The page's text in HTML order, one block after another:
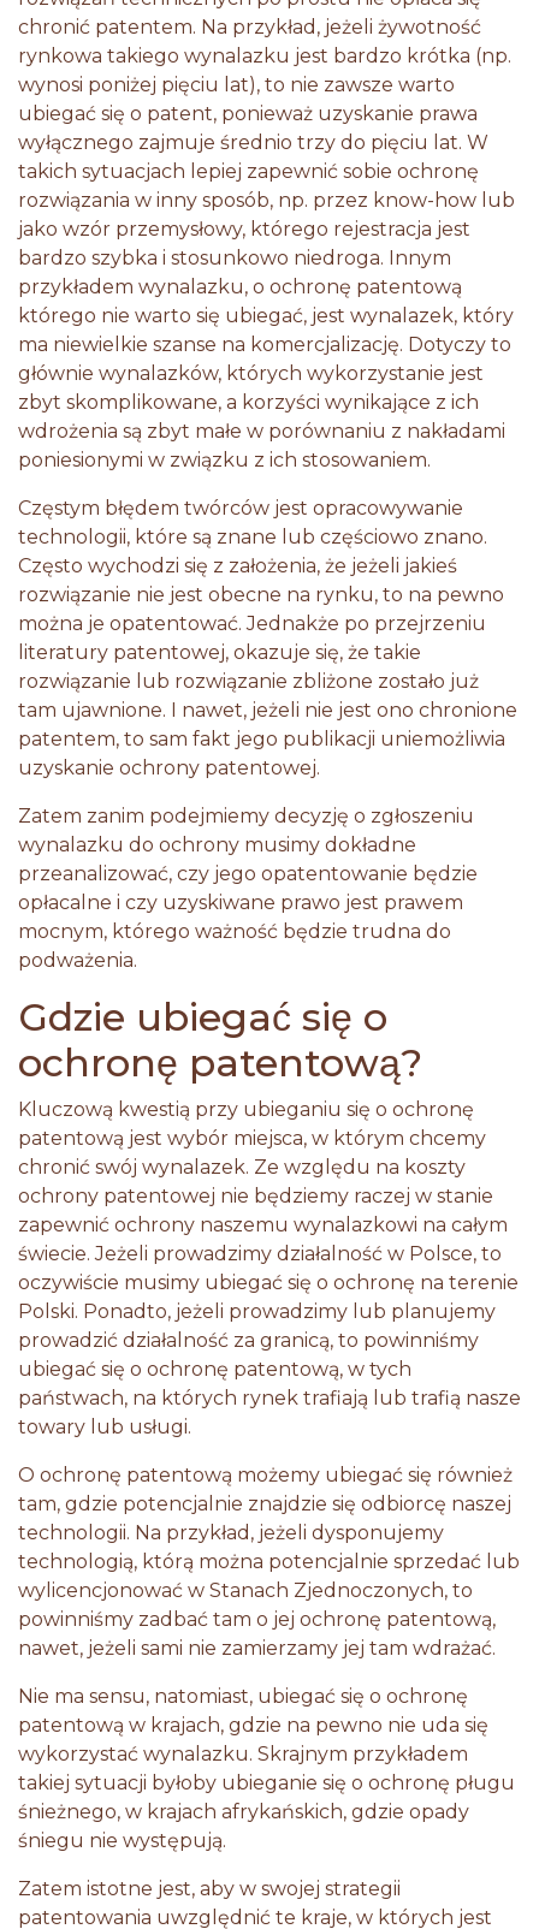
chronić patentem. Na przykład, jeżeli żywotność
rynkowa takiego wynalazku jest bardzo krótka (np.
wynosi poniżej pięciu lat), to nie zawsze warto
ubiegać się o patent, ponieważ uzyskanie prawa
wyłącznego zajmuje średnio trzy do pięciu lat. W
takich sytuacjach lepiej zapewnić sobie ochronę
rozwiązania w inny sposób, np. przez know-how lub
jako wzór przemysłowy, którego rejestracja jest
bardzo szybka i stosunkowo niedroga. Innym
przykładem wynalazku, o ochronę patentową
którego nie warto się ubiegać, jest wynalazek, który
ma niewielkie szanse na komercjalizację. Dotyczy to
głównie wynalazków, których wykorzystanie jest
zbyt skomplikowane, a korzyści wynikające z ich
wdrożenia są zbyt małe w porównaniu z nakładami
poniesionymi w związku z ich stosowaniem.
Częstym błędem twórców jest opracowywanie
technologii, które są znane lub częściowo znano.
Często wychodzi się z założenia, że jeżeli jakieś
rozwiązanie nie jest obecne na rynku, to na pewno
można je opatentować. Jednakże po przejrzeniu
literatury patentowej, okazuje się, że takie
rozwiązanie lub rozwiązanie zbliżone zostało już
tam ujawnione. I nawet, jeżeli nie jest ono chronione
patentem, to sam fakt jego publikacji uniemożliwia
uzyskanie ochrony patentowej.
Zatem zanim podejmiemy decyzję o zgłoszeniu
wynalazku do ochrony musimy dokładne
przeanalizować, czy jego opatentowanie będzie
opłacalne i czy uzyskiwane prawo jest prawem
mocnym, którego ważność będzie trudna do
podważenia.
Gdzie ubiegać się o
ochronę patentową?
Kluczową kwestią przy ubieganiu się o ochronę
patentową jest wybór miejsca, w którym chcemy
chronić swój wynalazek. Ze względu na koszty
ochrony patentowej nie będziemy raczej w stanie
zapewnić ochrony naszemu wynalazkowi na całym
świecie. Jeżeli prowadzimy działalność w Polsce, to
oczywiście musimy ubiegać się o ochronę na terenie
Polski. Ponadto, jeżeli prowadzimy lub planujemy
prowadzić działalność za granicą, to powinniśmy
ubiegać się o ochronę patentową, w tych
państwach, na których rynek trafiają lub trafią nasze
towary lub usługi.
O ochronę patentową możemy ubiegać się również
tam, gdzie potencjalnie znajdzie się odbiorcę naszej
technologii. Na przykład, jeżeli dysponujemy
technologią, którą można potencjalnie sprzedać lub
wylicencjonować w Stanach Zjednoczonych, to
powinniśmy zadbać tam o jej ochronę patentową,
nawet, jeżeli sami nie zamierzamy jej tam wdrażać.
Nie ma sensu, natomiast, ubiegać się o ochronę
patentową w krajach, gdzie na pewno nie uda się
wykorzystać wynalazku. Skrajnym przykładem
takiej sytuacji byłoby ubieganie się o ochronę pługu
śnieżnego, w krajach afrykańskich, gdzie opady
śniegu nie występują.
Zatem istotne jest, aby w swojej strategii
patentowania uwzględnić te kraje, w których jest